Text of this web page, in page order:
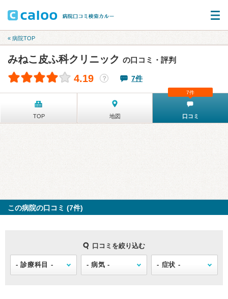
« 病院TOP
みねこ皮ふ科クリニック の口コミ・評判
4.19 ？ 7件
TOP 地図 口コミ
7件
この病院の口コミ (7件)
口コミを絞り込む